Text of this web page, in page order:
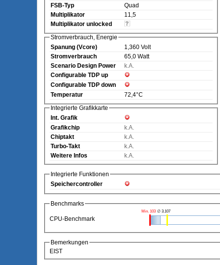
FSB-Typ
Quad
Multiplikator
11,5
Multiplikator unlocked
Stromverbrauch, Energie
Spanung (Vcore)
1,360 Volt
Stromverbrauch
65,0 Watt
Scenario Design Power
k.A.
Configurable TDP up
Configurable TDP down
Temperatur
72,4°C
Integrierte Grafikkarte
Int. Grafik
Grafikchip
k.A.
Chiptakt
k.A.
Turbo-Takt
k.A.
Weitere Infos
k.A.
Integrierte Funktionen
Speichercontroller
Benchmarks
CPU-Benchmark
Min. 103 ∅ 3.107
Bemerkungen
EIST